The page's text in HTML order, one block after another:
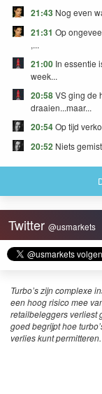
21:43 Nog even
21:31 Op
,...
21:00 In essentie
week...
20:58VS ging de
draaien...maar...
20:54Op tijd
20:52 Niets
Twitter @usmarkets
Turbo’s zijn complexe
een hoog risico mee
retailbeleggers verliest
goed begrijpt hoe
verlies kunt permitteren.